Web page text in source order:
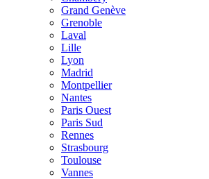
Grand Genève
Grenoble
Laval
Lille
Lyon
Madrid
Montpellier
Nantes
Paris Ouest
Paris Sud
Rennes
Strasbourg
Toulouse
Vannes